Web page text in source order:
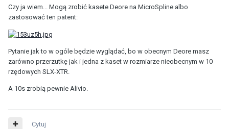
Czy ja wiem... Mogą zrobić kasete Deore na MicroSpline albo
zastosować ten patent:
Pytanie jak to w ogóle będzie wyglądać, bo w obecnym Deore masz
zarówno przerzutkę jak i jedna z kaset w rozmiarze nieobecnym w 10
rzędowych SLX-XTR.
A 10s zrobią pewnie Alivio.
Cytuj